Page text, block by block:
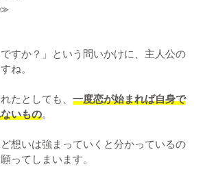
≫
ですか？」という問いかけに、主人公の
ね。
たとしても、 一度恋が始まれば自身で
いもの。
想いは強まっていくと分かっているの
ってしまいます。